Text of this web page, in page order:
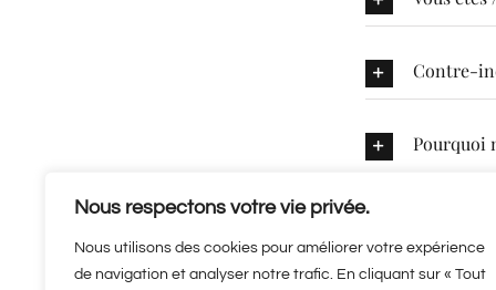
Nous respectons votre vie privée.
Nous utilisons des cookies pour améliorer votre expérience
de navigation et analyser notre trafic. En cliquant sur « Tout
Contre-
Pourquoi
Le massage
Les massages